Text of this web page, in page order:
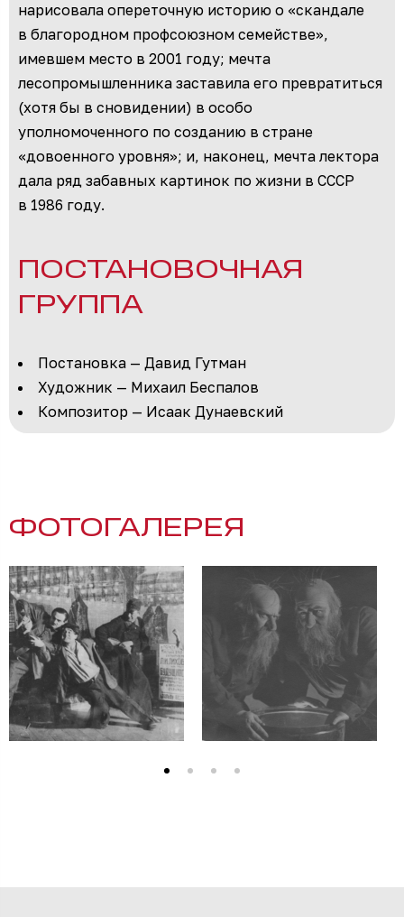
нарисовала опереточную историю о «скандале
в благородном профсоюзном семействе»,
имевшем место в 2001 году; мечта
лесопромышленника заставила его превратиться
(хотя бы в сновидении) в особо
уполномоченного по созданию в стране
«довоенного уровня»; и, наконец, мечта лектора
дала ряд забавных картинок по жизни в СССР
в 1986 году.
ПОСТАНОВОЧНАЯ
ГРУППА
Постановка — Давид Гутман
Художник — Михаил Беспалов
Композитор — Исаак Дунаевский
ФОТОГАЛЕРЕЯ